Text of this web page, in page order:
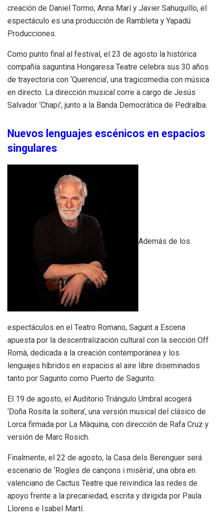
creación de Daniel Tormo, Anna Marí y Javier Sahuquillo, el
espectáculo es una producción de Rambleta y Yapadú
Producciones.
Como punto final al festival, el 23 de agosto la histórica
compañía saguntina Hongaresa Teatre celebra sus 30 años
de trayectoria con ‘Querencia’, una tragicomedia con música
en directo. La dirección musical corre a cargo de Jesús
Salvador ‘Chapi’, junto a la Banda Democrática de Pedralba.
Nuevos lenguajes escénicos en espacios
singulares
Además de los
espectáculos en el Teatro Romano, Sagunt a Escena
apuesta por la descentralización cultural con la sección Off
Romà, dedicada a la creación contemporánea y los
lenguajes híbridos en espacios al aire libre diseminados
tanto por Sagunto como Puerto de Sagunto.
El 19 de agosto, el Auditorio Triángulo Umbral acogerá
‘Doña Rosita la soltera’, una versión musical del clásico de
Lorca firmada por La Màquina, con dirección de Rafa Cruz y
versión de Marc Rosich.
Finalmente, el 22 de agosto, la Casa dels Berenguer será
escenario de ‘Rogles de cançons i misèria’, una obra en
valenciano de Cactus Teatre que reivindica las redes de
apoyo frente a la precariedad, escrita y dirigida por Paula
Llorens e Isabel Martí.